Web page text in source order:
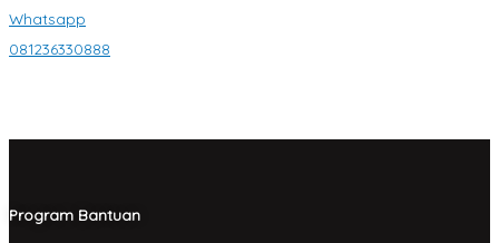
Whatsapp
081236330888
Program Bantuan